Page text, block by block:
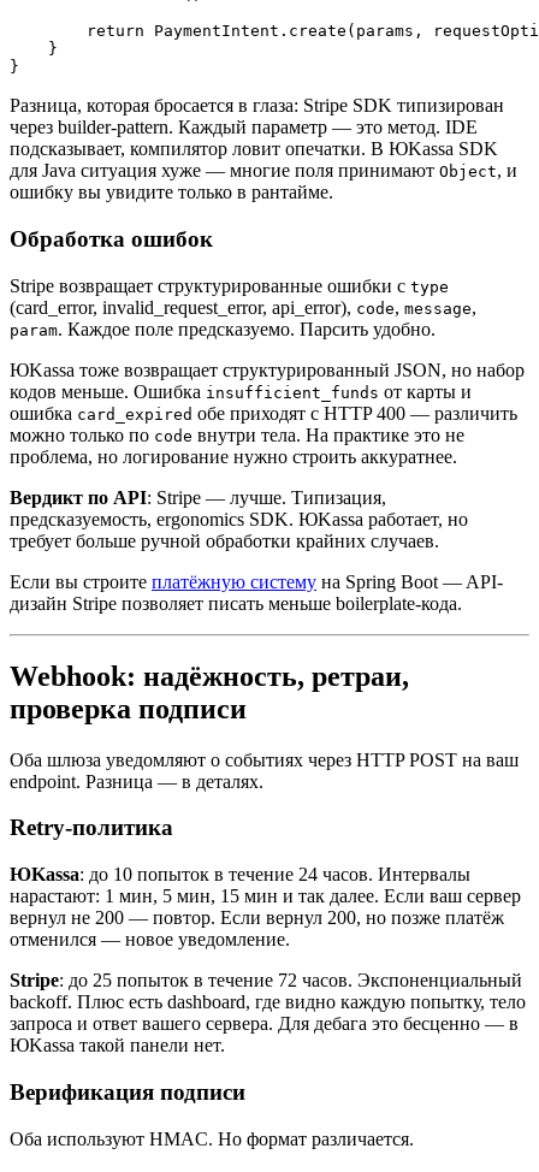
return PaymentIntent.create(params,
    }
Разница, которая бросается в глаза: Stripe SDK типизирован
через builder-pattern. Каждый параметр — это метод. IDE
подсказывает, компилятор ловит опечатки. В ЮKassa SDK
для Java ситуация хуже — многие поля принимают Object, и
ошибку вы увидите только в рантайме.
Обработка ошибок
Stripe возвращает структурированные ошибки с type
(card_error, invalid_request_error, api_error), code, message,
param. Каждое поле предсказуемо. Парсить удобно.
ЮKassa тоже возвращает структурированный JSON, но набор
кодов меньше. Ошибка insufficient_funds от карты и
ошибка card_expired обе приходят с HTTP 400 — различить
можно только по code внутри тела. На практике это не
проблема, но логирование нужно строить аккуратнее.
Вердикт по API: Stripe — лучше. Типизация,
предсказуемость, ergonomics SDK. ЮKassa работает, но
требует больше ручной обработки крайних случаев.
Если вы строите платёжную систему на Spring Boot — API-
дизайн Stripe позволяет писать меньше boilerplate-кода.
Webhook: надёжность, ретраи,
проверка подписи
Оба шлюза уведомляют о событиях через HTTP POST на ваш
endpoint. Разница — в деталях.
Retry-политика
ЮKassa: до 10 попыток в течение 24 часов. Интервалы
нарастают: 1 мин, 5 мин, 15 мин и так далее. Если ваш сервер
вернул не 200 — повтор. Если вернул 200, но позже платёж
отменился — новое уведомление.
Stripe: до 25 попыток в течение 72 часов. Экспоненциальный
backoff. Плюс есть dashboard, где видно каждую попытку, тело
запроса и ответ вашего сервера. Для дебага это бесценно — в
ЮKassa такой панели нет.
Верификация подписи
Оба используют HMAC. Но формат различается.